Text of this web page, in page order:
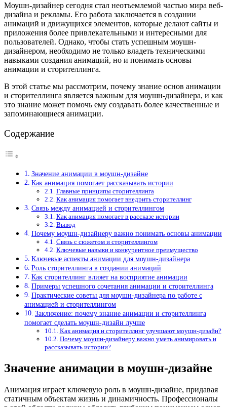
Моушн-дизайнер сегодня стал неотъемлемой частью мира веб-
дизайна и рекламы. Его работа заключается в создании
анимаций и движущихся элементов, которые делают сайты и
приложения более привлекательными и интересными для
пользователей. Однако, чтобы стать успешным моушн-
дизайнером, необходимо не только владеть техническими
навыками создания анимаций, но и понимать основы
анимации и сторителлинга.
В этой статье мы рассмотрим, почему знание основ анимации
и сторителлинга является важным для моушн-дизайнера, и как
это знание может помочь ему создавать более качественные и
запоминающиеся анимации.
Содержание
Значение анимации в моушн-дизайне
Как анимация помогает рассказывать истории
Главные принципы сторителлинга
Как анимация помогает внедрить сторителлинг
Связь между анимацией и сторителлингом
Как анимация помогает в рассказе истории
Вывод
Почему моушн-дизайнеру важно понимать основы анимации
Связь с сюжетом и сторителлингом
Ключевые навыки и конкурентное преимущество
Ключевые аспекты анимации для моушн-дизайнера
Роль сторителлинга в создании анимаций
Как сторителлинг влияет на восприятие анимации
Примеры успешного сочетания анимации и сторителлинга
Практические советы для моушн-дизайнера по работе с
анимацией и сторителлингом
Заключение: почему знание анимации и сторителлинга
помогает сделать моушн-дизайн лучше
Как анимация и сторителлинг улучшают моушн-дизайн?
Почему моушн-дизайнеру важно уметь анимировать и
рассказывать истории?
Значение анимации в моушн-дизайне
Анимация играет ключевую роль в моушн-дизайне, придавая
статичным объектам жизнь и динамичность. Профессионалы